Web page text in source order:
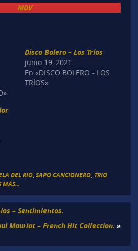
MDV
Disco Bolero – Los Tríos
junio 19, 2021
En «DISCO BOLERO - LOS
TRÍOS»
DEL RIO, SAPO CANCIONERO, TRIO
MÁS...
– Sentimientos.
Mauriat – French Hit Collection. »